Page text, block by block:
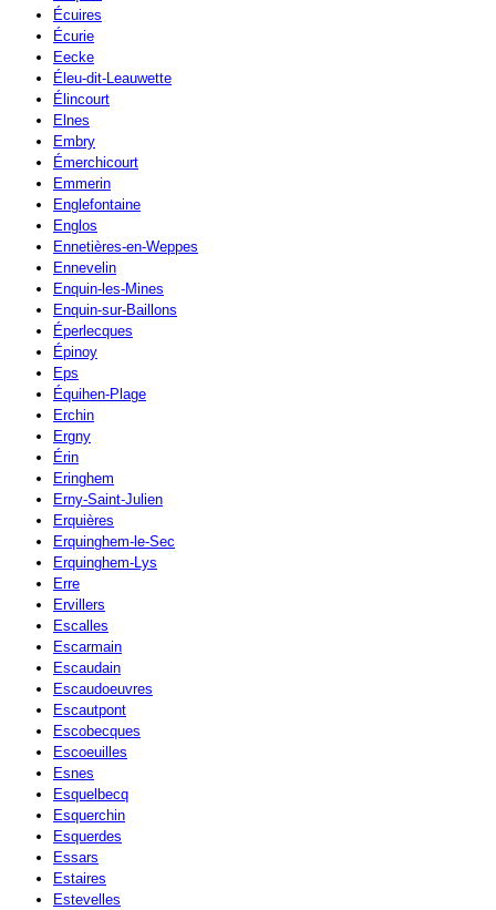
Écuires
Écurie
Eecke
Éleu-dit-Leauwette
Élincourt
Elnes
Embry
Émerchicourt
Emmerin
Englefontaine
Englos
Ennetières-en-Weppes
Ennevelin
Enquin-les-Mines
Enquin-sur-Baillons
Éperlecques
Épinoy
Eps
Équihen-Plage
Erchin
Ergny
Érin
Eringhem
Erny-Saint-Julien
Erquières
Erquinghem-le-Sec
Erquinghem-Lys
Erre
Ervillers
Escalles
Escarmain
Escaudain
Escaudoeuvres
Escautpont
Escobecques
Escoeuilles
Esnes
Esquelbecq
Esquerchin
Esquerdes
Essars
Estaires
Estevelles